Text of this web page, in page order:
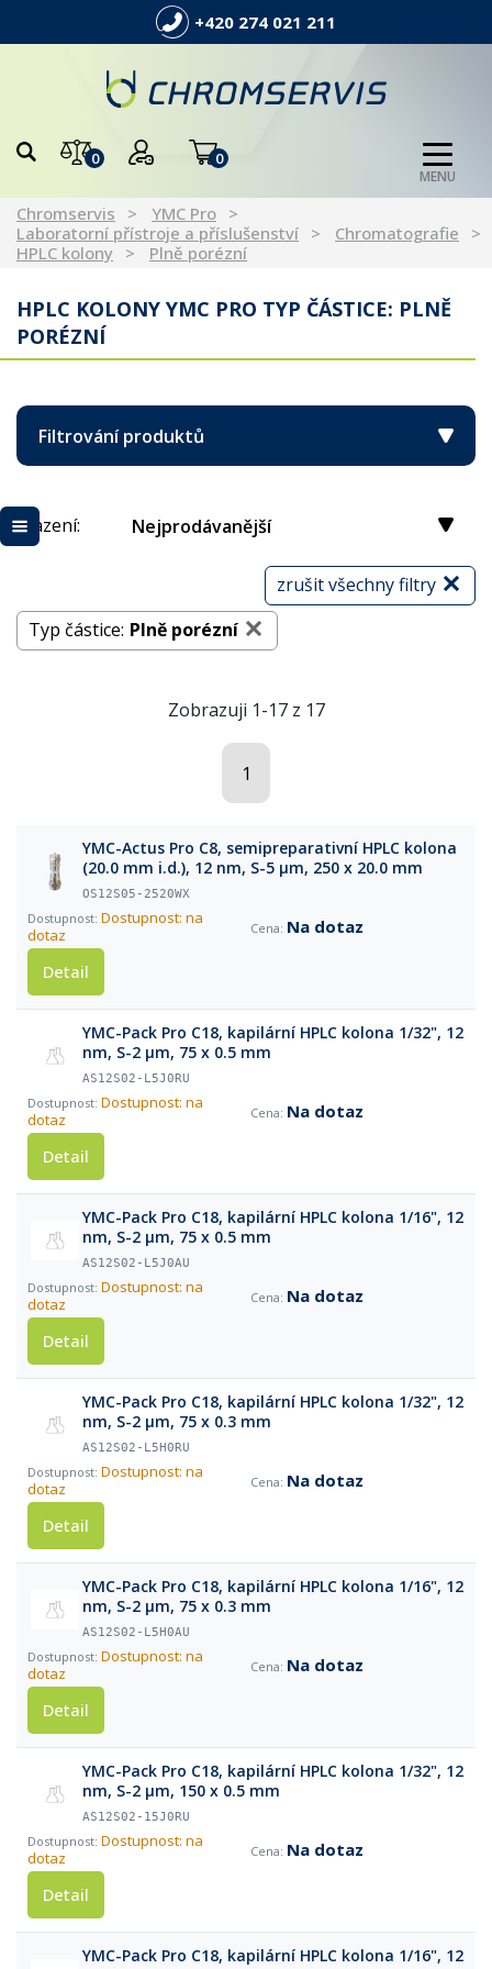
+420 274 021 211
0 0
MENU
Chromservis
YMC Pro
Laboratorní přístroje a příslušenství
Chromatografie
HPLC kolony
Plně porézní
HPLC KOLONY YMC PRO TYP ČÁSTICE: PLNĚ
PORÉZNÍ
Filtrování produktů
Řazení: Nejprodávanější
zrušit všechny filtry
Typ částice: Plně porézní
Zobrazuji 1-17 z 17
1
YMC-Actus Pro C8, semipreparativní HPLC kolona
(20.0 mm i.d.), 12 nm, S-5 µm, 250 x 20.0 mm
OS12S05-2520WX
Dostupnost: na
dotaz
Na dotaz
Detail
YMC-Pack Pro C18, kapilární HPLC kolona 1/32", 12
nm, S-2 µm, 75 x 0.5 mm
AS12S02-L5J0RU
Dostupnost: na
dotaz
Na dotaz
Detail
YMC-Pack Pro C18, kapilární HPLC kolona 1/16", 12
nm, S-2 µm, 75 x 0.5 mm
AS12S02-L5J0AU
Dostupnost: na
dotaz
Na dotaz
Detail
YMC-Pack Pro C18, kapilární HPLC kolona 1/32", 12
nm, S-2 µm, 75 x 0.3 mm
AS12S02-L5H0RU
Dostupnost: na
dotaz
Na dotaz
Detail
YMC-Pack Pro C18, kapilární HPLC kolona 1/16", 12
nm, S-2 µm, 75 x 0.3 mm
AS12S02-L5H0AU
Dostupnost: na
dotaz
Na dotaz
Detail
YMC-Pack Pro C18, kapilární HPLC kolona 1/32", 12
nm, S-2 µm, 150 x 0.5 mm
AS12S02-15J0RU
Dostupnost: na
dotaz
Na dotaz
Detail
YMC-Pack Pro C18, kapilární HPLC kolona 1/16", 12